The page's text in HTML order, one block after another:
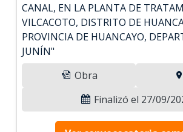
CANAL, EN LA PLANTA DE
VILCACOTO, DISTRITO DE
PROVINCIA DE HUANCAYO,
JUNÍN"
Obra
Finalizó el 27/09/